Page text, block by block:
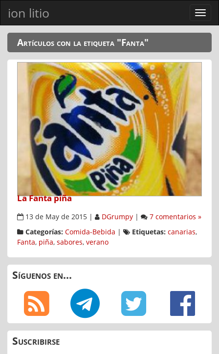
ion litio
Ver
menú
Artículos con la etiqueta "Fanta"
La Fanta piña
13 de May de 2015 DGrumpy
7 comentarios »
Categorías: Comida-Bebida Etiquetas: canarias,
Fanta, piña, sabores, verano
Síguenos en...
Suscribirse